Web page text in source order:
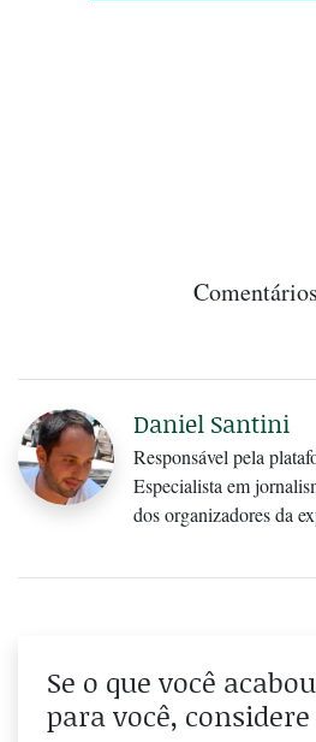
Comentários
Daniel Santini
Responsável pela
Especialista em
dos organizadores da
Se o que você
para você,